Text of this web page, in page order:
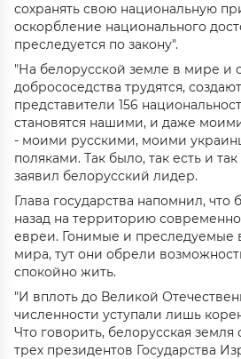
сохранять свою национальную
оскорбление национального
преследуется по закону".
"На белорусской земле в мире и
добрососедства трудятся,
представители 156
становятся нашими, и даже
- моими русскими, моими
поляками. Так было, так есть и так
заявил белорусский лидер.
Глава государства напомнил, что
назад на территорию
евреи. Гонимые и преследуемые
мира, тут они обрели
спокойно жить.
"И вплоть до Великой
численности уступали лишь
Что говорить, белорусская
трех президентов Государства